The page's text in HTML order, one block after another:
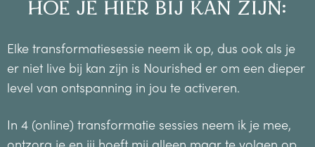
HOE JE HIER BIJ KAN ZIJN:
Elke transformatiesessie neem ik op, dus ook als je
er niet live bij kan zijn is Nourished er om een dieper
level van ontspanning in jou te activeren.
In 4 (online) transformatie sessies neem ik je mee,